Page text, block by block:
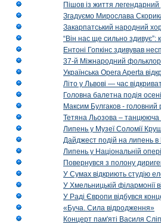
Пішов із життя
Згадуємо Мирослава
Закарпатський народний
“Він нас ще сильно здивує”:
Ентоні Гопкінс здивував
37-й Міжнародний
Українська Opera Aperta
Літо у Львові — час
Головна балетна подія осені
Максим Булгаков - головний
Тетяна Льозова – танцююча
Липень у Музеї Соломії
Дайджест подій на липень в
Липень у Національній
Повернувся з полону
У Сумах відкриють студію
У Хмельницькій філармонії
У Раді Європи відбувся
«Буча. Сила відродження»
Концерт пам'яті Василя